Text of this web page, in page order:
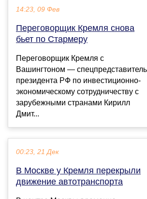
14:23, 09 Фев
Переговорщик Кремля снова
бьет по Стармеру
Переговорщик Кремля с
Вашингтоном — спецпредставитель
президента РФ по инвестиционно-
экономическому сотрудничеству с
зарубежными странами Кирилл
Дмит...
00:23, 21 Дек
В Москве у Кремля перекрыли
движение автотранспорта